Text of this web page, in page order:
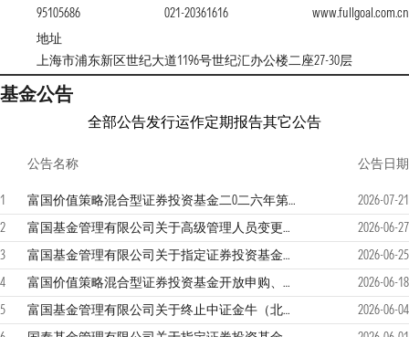
95105686
021-20361616
www.fullgoal.com.cn
地址
上海市浦东新区世纪大道1196号世纪汇办公楼二座27-30层
基金公告
全部公告发行运作定期报告其它公告
公告名称 公告日期
1 富国价值策略混合型证券投资基金二0二六年第2季度报告
2026-07-21
2
富国基金管理有限公司关于高级管理人员变更的公告
2026-06-27
3
富国基金管理有限公司关于指定证券投资基金主流动性服务商的公告
2026-06-25
4
富国价值策略混合型证券投资基金开放申购、赎回、转换和定期定额投资业务的公告
2026-06-18
5
富国基金管理有限公司关于终止中证金牛（北京）基金销售有限公司办理本公司旗下基金销售业务的公告
2026-06-04